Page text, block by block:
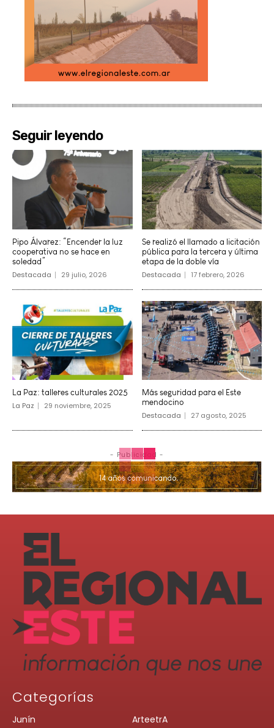
Seguir leyendo
Pipo Álvarez: “Encender la luz
cooperativa no se hace en
soledad”
Destacada 29 julio, 2026
Se realizó el llamado a licitación
pública para la tercera y última
etapa de la doble vía
Destacada 17 febrero, 2026
La Paz: talleres culturales 2025
La Paz 29 noviembre, 2025
Más seguridad para el Este
mendocino
Destacada 27 agosto, 2025
- Publicidad -
Categorías
Junín
ArteetrA